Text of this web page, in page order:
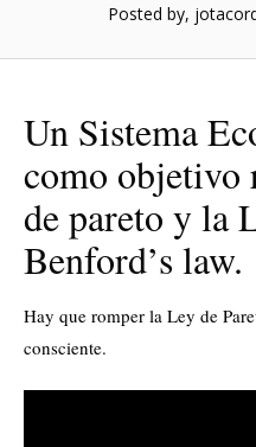
Posted by,
Un Sistema
como objetivo
de pareto y la
Benford’s law.
Hay que romper la Ley de
consciente.